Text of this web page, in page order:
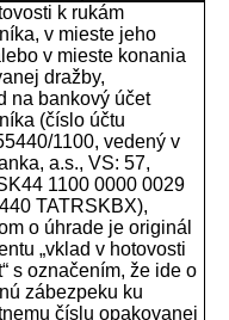
k rukám
v mieste jeho
v mieste konania
dražby,
na bankový účet
(číslo účtu
1100, vedený v
a.s., VS: 57,
1100 0000 0029
TATRSKBX),
o úhrade je originál
„vklad v hotovosti
s označením, že ide o
zábezpeku ku
číslu opakovanej